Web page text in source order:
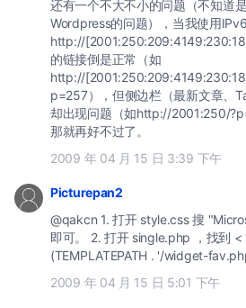
还有一个不大不小的问题（不知道
Wordpress的问题），当我使用
http://
的链接倒是正常（如
http://
p=257），但侧边栏（最新文章、
却出现问题（如http://2001:250/
那就再好不过了。
2009 年 04 月 15 日 3:39 下午
Picturepan2
@qakcn 1. 打开 style.css 搜
即可。 2. 打开 single.php ，找到
(TEMPLATEPATH . '/widget-
2009 年 04 月 15 日 5:01 下午